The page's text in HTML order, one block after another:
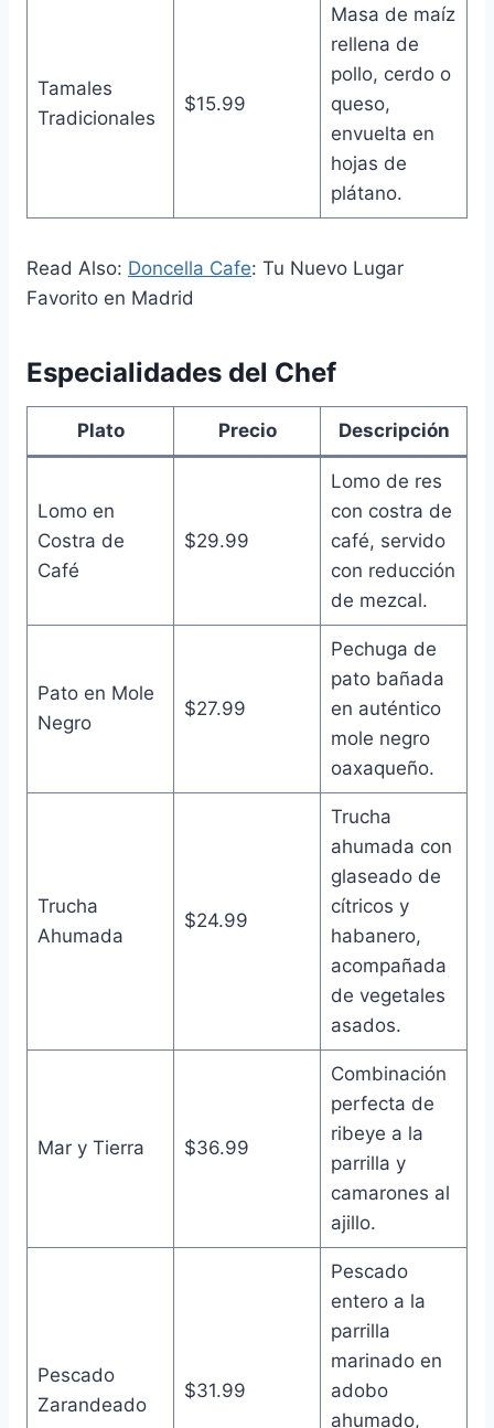
Tamales
Tradicionales
$15.99
Masa de maíz
rellena de
pollo, cerdo o
queso,
envuelta en
hojas de
plátano.
Read Also: Doncella Cafe: Tu Nuevo Lugar
Favorito en Madrid
Especialidades del Chef
Plato Precio Descripción
Lomo en
Costra de
Café
$29.99
Lomo de res
con costra de
café, servido
con reducción
de mezcal.
Pato en Mole
Negro
$27.99
Pechuga de
pato bañada
en auténtico
mole negro
oaxaqueño.
Trucha
Ahumada
$24.99
Trucha
ahumada con
glaseado de
cítricos y
habanero,
acompañada
de vegetales
asados.
Mar y Tierra $36.99
Combinación
perfecta de
ribeye a la
parrilla y
camarones al
ajillo.
Pescado
Zarandeado
$31.99
Pescado
entero a la
parrilla
marinado en
adobo
ahumado,